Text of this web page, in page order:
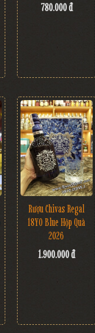
780.000 đ
Rượu Chivas Regal
18YO Blue Hộp Quà
2026
1.900.000 đ